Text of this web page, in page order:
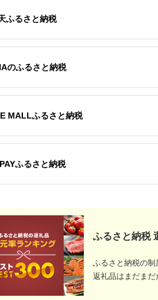
出典：ふるさとチョイ
バルミューダ
DCモータ扇風機
AGR01JP-WH（ホワ
5.0
愛知県安城市 木枠
料無料 贈答 ギフト
レゼント 冬物 愛知
と
品
楽天ふるさと納税でこだわ
りの家電探し。おすすめ
ンキングまとめ
ふるさと納税
のふるさと納税
MALLふるさと納税
ふるさと納税
ふるさと納税
ふるさと納税の
返礼品はまだまだ